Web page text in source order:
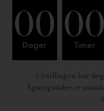
00
Dager 00
Timer
Utstillingen har
Åpningstider er